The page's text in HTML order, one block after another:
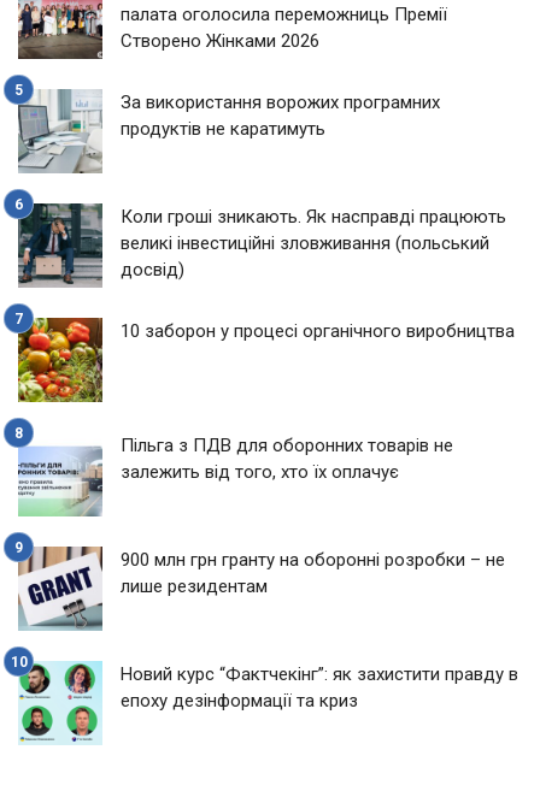
палата оголосила переможниць Премії
Створено Жінками 2026
За використання ворожих програмних
продуктів не каратимуть
Коли гроші зникають. Як насправді працюють
великі інвестиційні зловживання (польський
досвід)
10 заборон у процесі органічного виробництва
Пільга з ПДВ для оборонних товарів не
залежить від того, хто їх оплачує
900 млн грн гранту на оборонні розробки – не
лише резидентам
Новий курс “Фактчекінг”: як захистити правду в
епоху дезінформації та криз